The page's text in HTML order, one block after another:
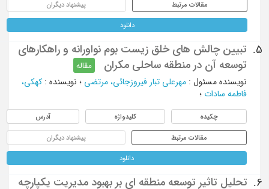
مقالات مرتبط پیشنهاد دیگران
دانلود
5.
تبیین چالش های خلق زیست بوم نواورانه و راهکارهای
توسعه آن در منطقه ساحلی مکران
مقاله
نویسنده مسئول : مهرعلی تبار فیروزجائی، مرتضی ؛ نویسنده: کهکی،
فاطمه سادات؛
چکیده کلیدواژه آدرس
مقالات مرتبط پیشنهاد دیگران
دانلود
6.
تحلیل تاثیر توسعه منطقه ای بر بهبود مدیریت یکپارچه